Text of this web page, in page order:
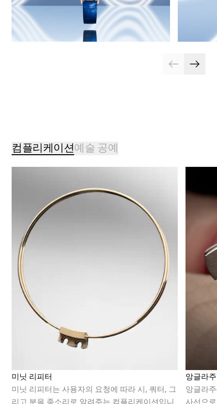
컴플리케이션예술 공예
미닛 리피터
미닛 리피터는 사용자의 요청에 따라 시, 쿼터, 그
리고 분을 종소리로 알려주는 컴플리케이션입니
앙글라주
앙글라
사선으